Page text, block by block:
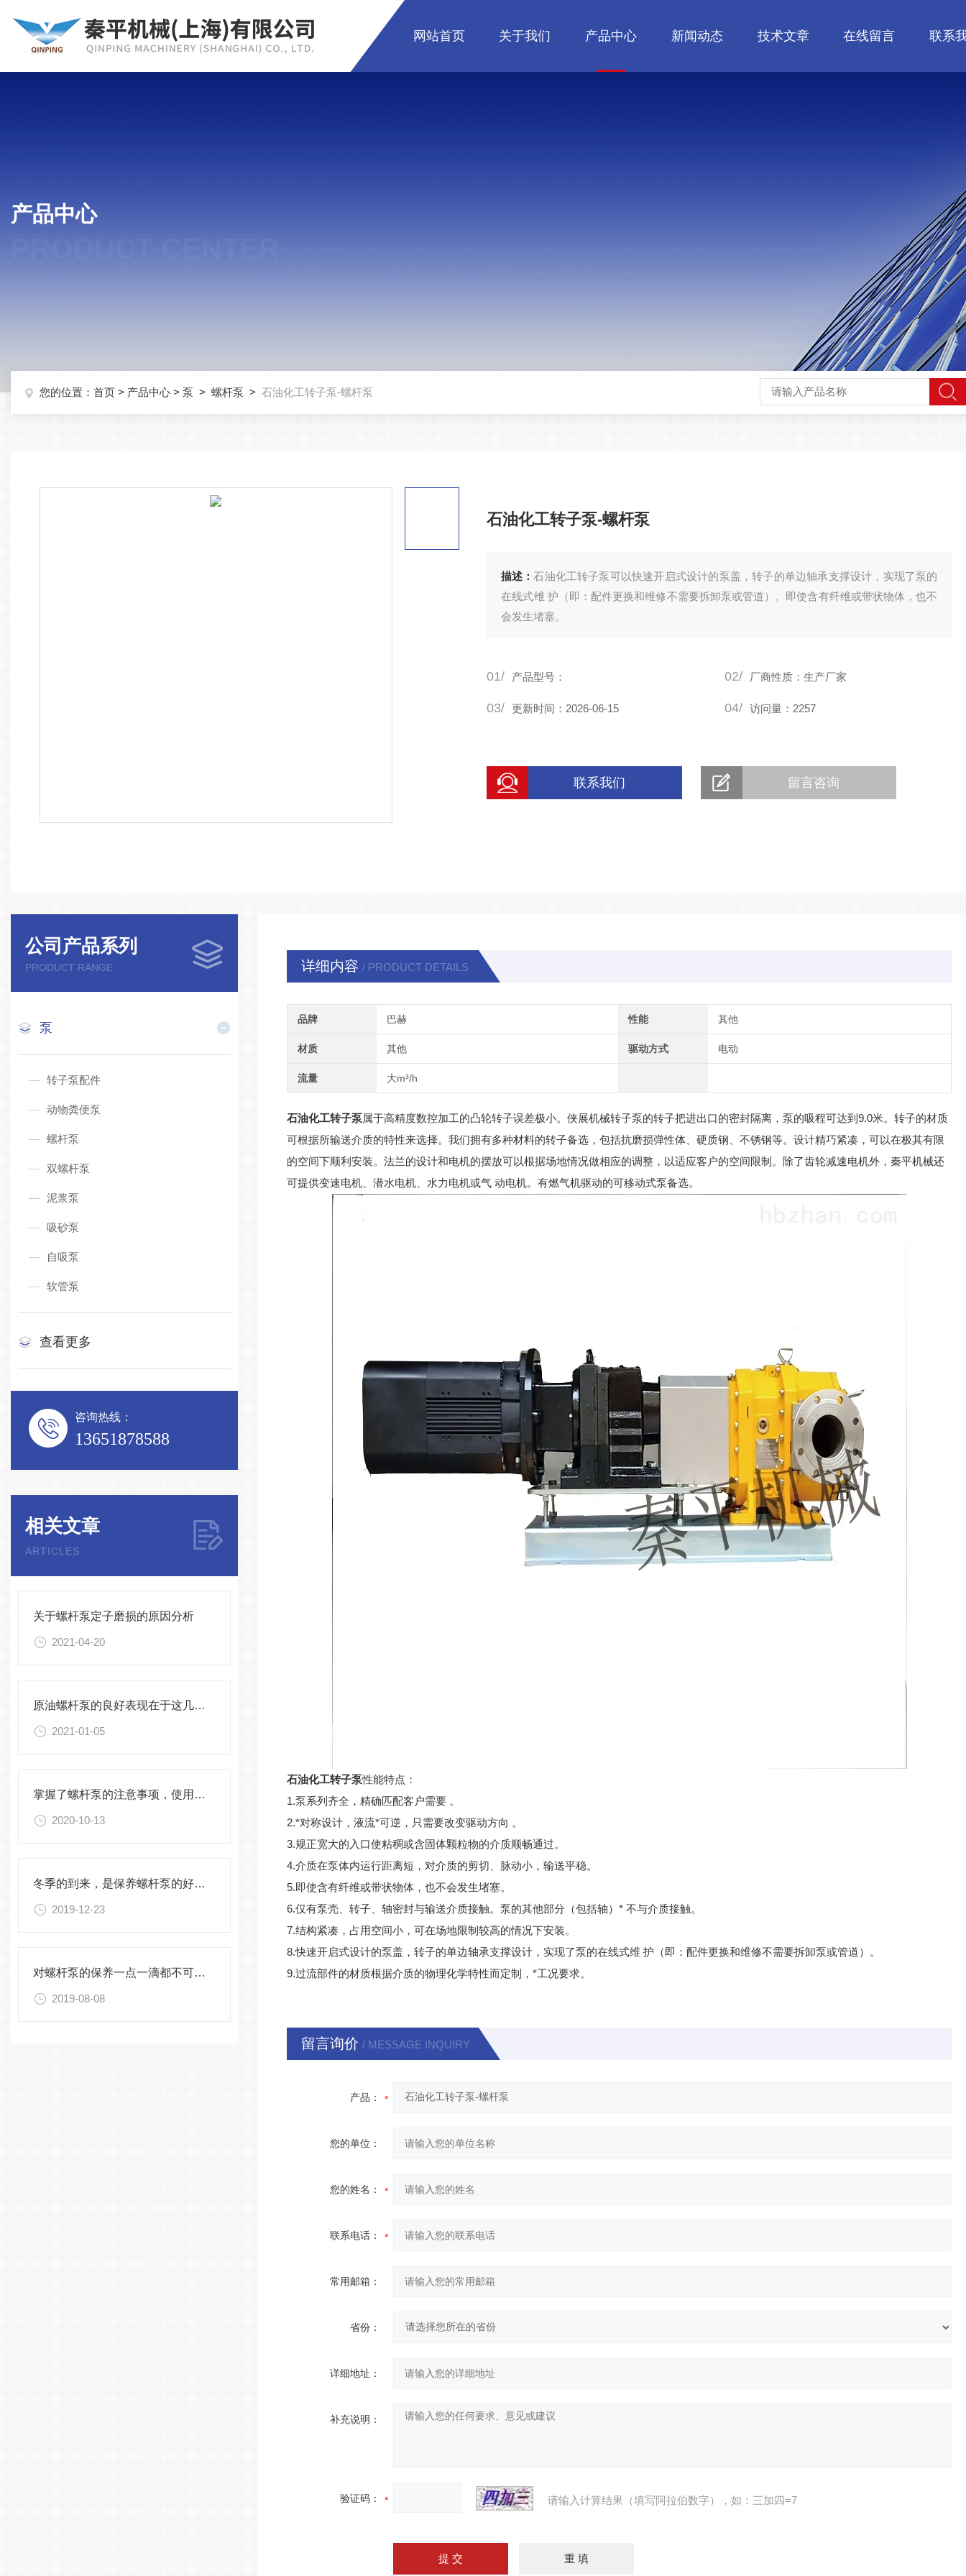
网站首页 关于我们 产品中心 新闻动态 技术文章 在线留言 联系
产品中心
您的位置： 首页 > 产品中心 > 泵 > 螺杆泵 > 石油化工转子泵-螺杆泵
石油化工转子泵-螺杆泵
描述：石油化工转子泵可以快速开启式设计的泵盖，转子的单边轴承支撑设计，实现了泵的
在线式维 护（即：配件更换和维修不需要拆卸泵或管道）。即使含有纤维或带状物体，也不
会发生堵塞。
01/ 产品型号： 02/ 厂商性质：生产厂家
03/ 更新时间：2026-06-15 04/ 访问量：2257
联系我们 留言咨询
公司产品系列
PRODUCT RANGE
泵
转子泵配件
动物粪便泵
螺杆泵
双螺杆泵
泥浆泵
吸砂泵
自吸泵
软管泵
查看更多
咨询热线：
13651878588
相关文章
ARTICLES
关于螺杆泵定子磨损的原因分析
2021-04-20
原油螺杆泵的良好表现在于这几个特点
2021-01-05
掌握了螺杆泵的注意事项，使用起来不再是问题
2020-10-13
冬季的到来，是保养螺杆泵的好时机
2019-12-23
对螺杆泵的保养一点一滴都不可落下！
2019-08-08
详细内容 / PRODUCT DETAILS
品牌 巴赫 性能 其他
材质 其他 驱动方式 电动
流量 大m³/h
石油化工转子泵属于高精度数控加工的凸轮转子误差极小。侠展机械转子泵的转子把进出口的密封隔离，泵的吸程可达到9.0米。转子的材质
可根据所输送介质的特性来选择。我们拥有多种材料的转子备选，包括抗磨损弹性体、硬质钢、不锈钢等。设计精巧紧凑，可以在极其有限
的空间下顺利安装。法兰的设计和电机的摆放可以根据场地情况做相应的调整，以适应客户的空间限制。除了齿轮减速电机外，秦平机械还
可提供变速电机、潜水电机、水力电机或气 动电机。有燃气机驱动的可移动式泵备选。
石油化工转子泵性能特点：
1.泵系列齐全，精确匹配客户需要 。
2.*对称设计，液流*可逆，只需要改变驱动方向 。
3.规正宽大的入口使粘稠或含固体颗粒物的介质顺畅通过。
4.介质在泵体内运行距离短，对介质的剪切、脉动小，输送平稳。
5.即使含有纤维或带状物体，也不会发生堵塞。
6.仅有泵壳、转子、轴密封与输送介质接触。泵的其他部分（包括轴）* 不与介质接触。
7.结构紧凑，占用空间小，可在场地限制较高的情况下安装。
8.快速开启式设计的泵盖，转子的单边轴承支撑设计，实现了泵的在线式维 护（即：配件更换和维修不需要拆卸泵或管道）。
9.过流部件的材质根据介质的物理化学特性而定制，*工况要求。
留言询价 / MESSAGE INQUIRY
产品：
您的单位：
您的姓名：
联系电话：
常用邮箱：
省份：
详细地址：
补充说明：
验证码： 请输入计算结果（填写阿拉伯数字），如：三加四=7